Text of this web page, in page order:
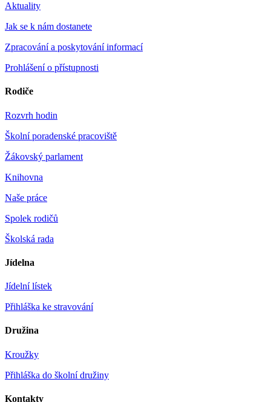
Aktuality
Jak se k nám dostanete
Zpracování a poskytování informací
Prohlášení o přístupnosti
Rodiče
Rozvrh hodin
Školní poradenské pracoviště
Žákovský parlament
Knihovna
Naše práce
Spolek rodičů
Školská rada
Jídelna
Jídelní lístek
Přihláška ke stravování
Družina
Kroužky
Přihláška do školní družiny
Kontakty